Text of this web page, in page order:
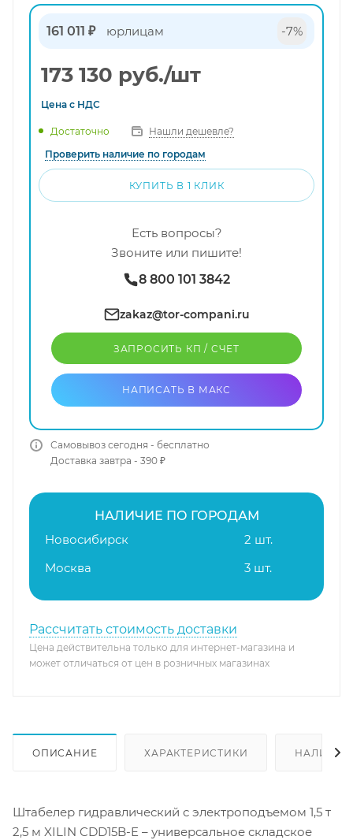
161 011 ₽ юрлицам -7%
173 130 руб./шт
Цена с НДС
Достаточно
Нашли дешевле?
Проверить наличие по городам
КУПИТЬ В 1 КЛИК
Есть вопросы?
Звоните или пишите!
8 800 101 3842
zakaz@tor-compani.ru
ЗАПРОСИТЬ КП / CЧЕТ
НАПИСАТЬ В МАКС
Самовывоз сегодня - бесплатно
Доставка завтра - 390 ₽
НАЛИЧИЕ ПО ГОРОДАМ
Новосибирск
2 шт.
Москва
3 шт.
Рассчитать стоимость доставки
Цена действительна только для интернет-магазина и
может отличаться от цен в розничных магазинах
ОПИСАНИЕ ХАРАКТЕРИСТИКИ
Штабелер гидравлический с электроподъемом 1,5 т
2,5 м XILIN CDD15B-E – универсальное складское